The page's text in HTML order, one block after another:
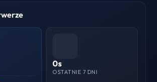
0s
OSTATNIE 7 DNI